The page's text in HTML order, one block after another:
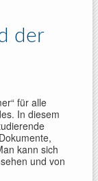
der
für alle
In diesem
kann sich
und von